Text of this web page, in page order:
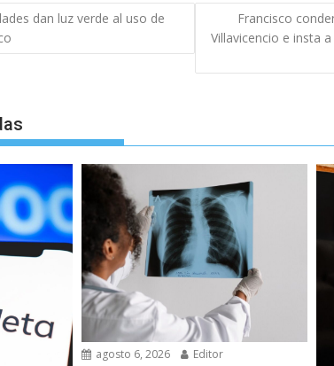
dan luz verde al uso de
Francisco
Villavicencio e insta
agosto 6, 2026 Editor